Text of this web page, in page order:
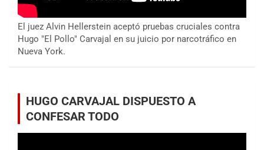
El juez Alvin Hellerstein aceptó pruebas cruciales contra
Hugo "El Pollo" Carvajal en su juicio por narcotráfico en
Nueva York.
HUGO CARVAJAL DISPUESTO A
CONFESAR TODO